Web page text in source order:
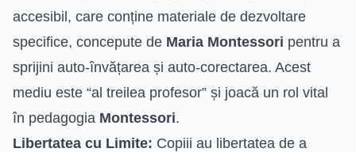
accesibil, care conține materiale de dezvoltare
specifice, concepute de Maria Montessori pentru a
sprijini auto-învățarea și auto-corectarea. Acest
mediu este “al treilea profesor” și joacă un rol vital
în pedagogia Montessori.
Libertatea cu Limite: Copiii au libertatea de a